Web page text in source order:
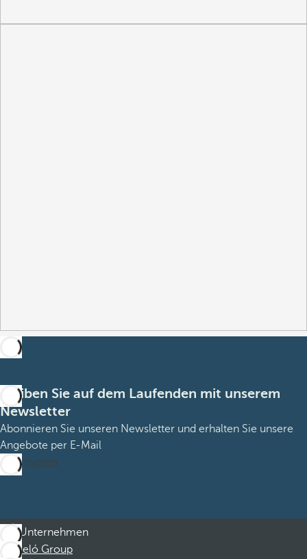
Bleiben Sie auf dem Laufenden mit unserem
Newsletter
Abonnieren Sie unseren Newsletter und erhalten Sie unsere
Angebote per E-Mail
Abonnieren
Unternehmen
Barceló Group